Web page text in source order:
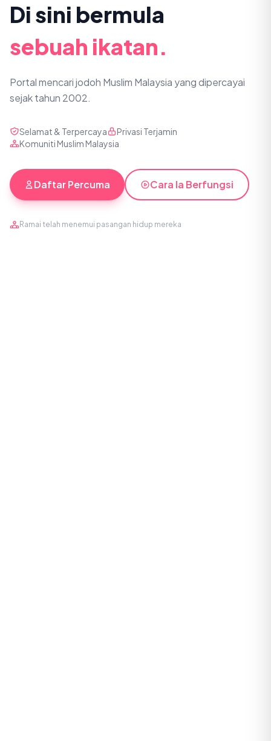
Di sini bermula
sebuah ikatan.
Portal mencari jodoh Muslim Malaysia yang dipercayai
sejak tahun 2002.
Selamat & Terpercaya
Privasi Terjamin
Komuniti Muslim Malaysia
Daftar Percuma Cara Ia Berfungsi
Ramai telah menemui pasangan hidup mereka